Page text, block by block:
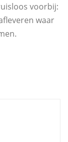
voorbij:
waar